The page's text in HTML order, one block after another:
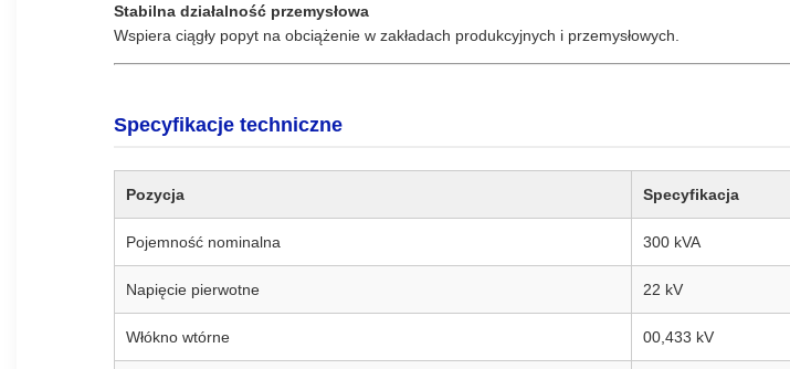
Stabilna działalność przemysłowa
Wspiera ciągły popyt na obciążenie w zakładach produkcyjnych i przemysłowych.
Specyfikacje techniczne
Pozycja Specyfikacja
Pojemność nominalna 300 kVA
Napięcie pierwotne 22 kV
Włókno wtórne 00,433 kV